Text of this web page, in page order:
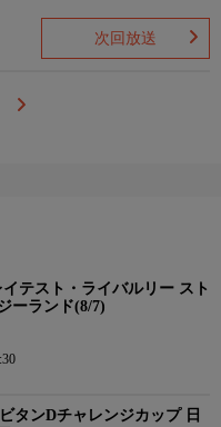
次回放送
テスト・ライバルリー スト
ーランド(8/7)
タンDチャレンジカップ 日